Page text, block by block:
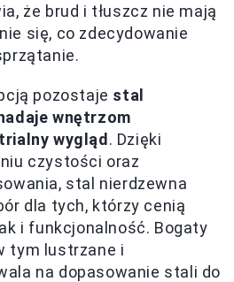
że brud i tłuszcz nie mają
się, co zdecydowanie
pozostaje stal
wnętrzom
wygląd . Dzięki
czystości oraz
stal nierdzewna
dla tych, którzy cenią
i funkcjonalność. Bogaty
tym lustrzane i
na dopasowanie stali do